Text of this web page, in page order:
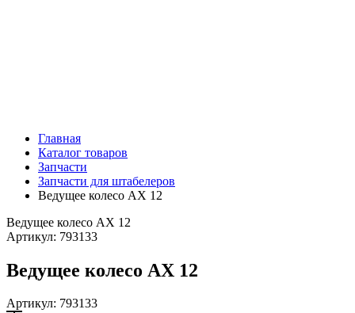
Главная
Каталог товаров
Запчасти
Запчасти для штабелеров
Ведущее колесо AX 12
Ведущее колесо AX 12
Артикул: 793133
Ведущее колесо AX 12
Артикул: 793133